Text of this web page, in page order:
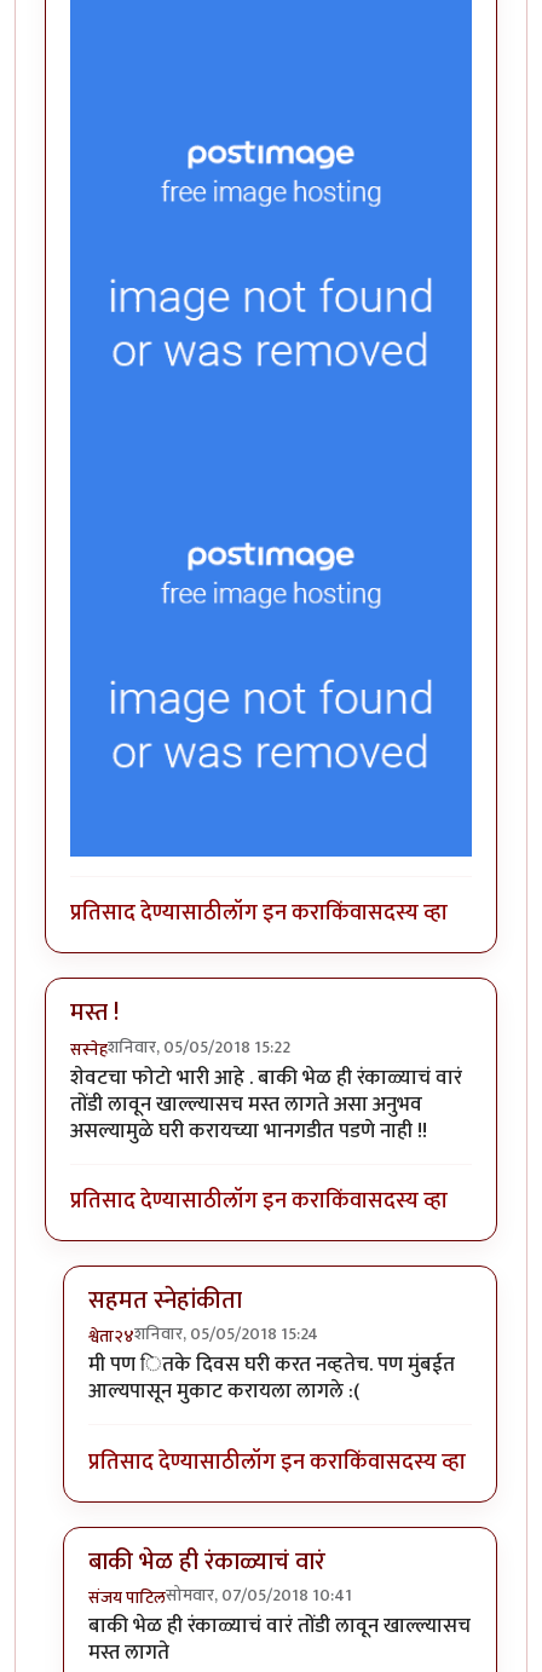
प्रतिसाद देण्यासाठीलॉग इन कराकिंवासदस्य व्हा
मस्त !
सस्नेहशनिवार, 05/05/2018 15:22
शेवटचा फोटो भारी आहे . बाकी भेळ ही रंकाळ्याचं वारं
तोंडी लावून खाल्ल्यासच मस्त लागते असा अनुभव
असल्यामुळे घरी करायच्या भानगडीत पडणे नाही !!
प्रतिसाद देण्यासाठीलॉग इन कराकिंवासदस्य व्हा
सहमत स्नेहांकीता
श्वेता२४शनिवार, 05/05/2018 15:24
In reply toमस्त !byसस्नेह
मी पण ितके दिवस घरी करत नव्हतेच. पण मुंबईत
आल्यपासून मुकाट करायला लागले :(
प्रतिसाद देण्यासाठीलॉग इन कराकिंवासदस्य व्हा
बाकी भेळ ही रंकाळ्याचं वारं
संजय पाटिलसोमवार, 07/05/2018 10:41
In reply toमस्त !byसस्नेह
बाकी भेळ ही रंकाळ्याचं वारं तोंडी लावून खाल्ल्यासच
मस्त लागते